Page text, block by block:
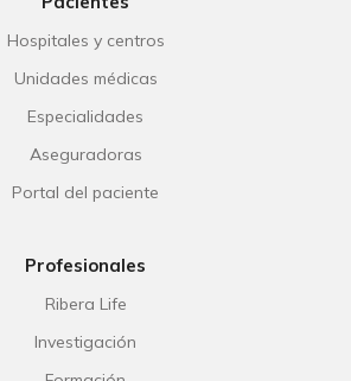
Hospitales y centros
Unidades médicas
Especialidades
Aseguradoras
Portal del paciente
Profesionales
Ribera Life
Investigación